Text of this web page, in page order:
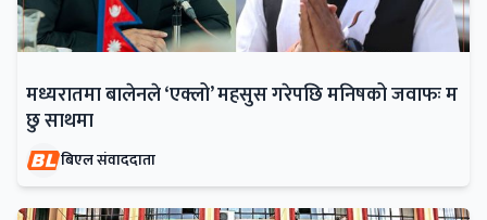
मध्यरातमा बालेनले ‘एक्लो’ महसुस गरेपछि मनिषको जवाफः म
छु साथमा
बिएल संवाददाता